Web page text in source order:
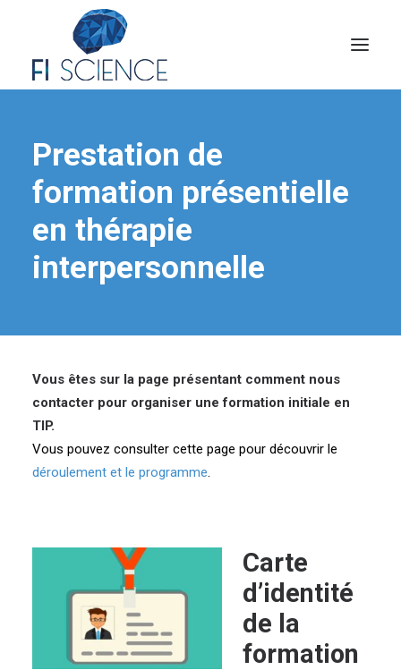
Formation
Blog
Congrès Français de TIP
Contact
Prestation de
formation présentielle
en thérapie
interpersonnelle
Vous êtes sur la page présentant comment nous
contacter pour organiser une formation initiale en
TIP.
Vous pouvez consulter cette page pour découvrir le
déroulement et le programme.
Carte
d’identité
de la
formation